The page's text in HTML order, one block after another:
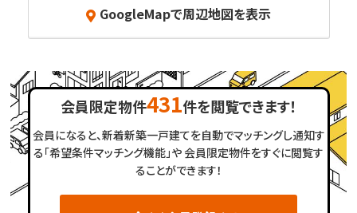
GoogleMapで周辺地図を表示
会員限定物件431件を閲覧できます！
会員になると、新着新築一戸建てを自動でマッチングし通知す
る「希望条件マッチング機能」や会員限定物件をすぐに閲覧す
ることができます！